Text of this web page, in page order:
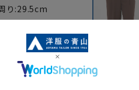
り:29.5cm
り:31.5cm
いますの